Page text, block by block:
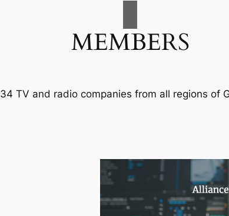
MEMBERS
34 TV and radio companies from all regions of